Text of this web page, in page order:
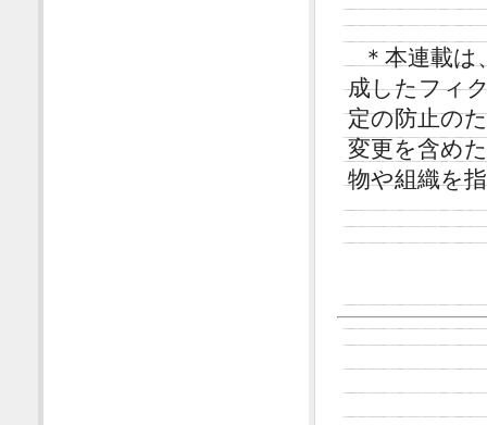
＊本連載
成したフィ
定の防止の
変更を含め
物や組織を